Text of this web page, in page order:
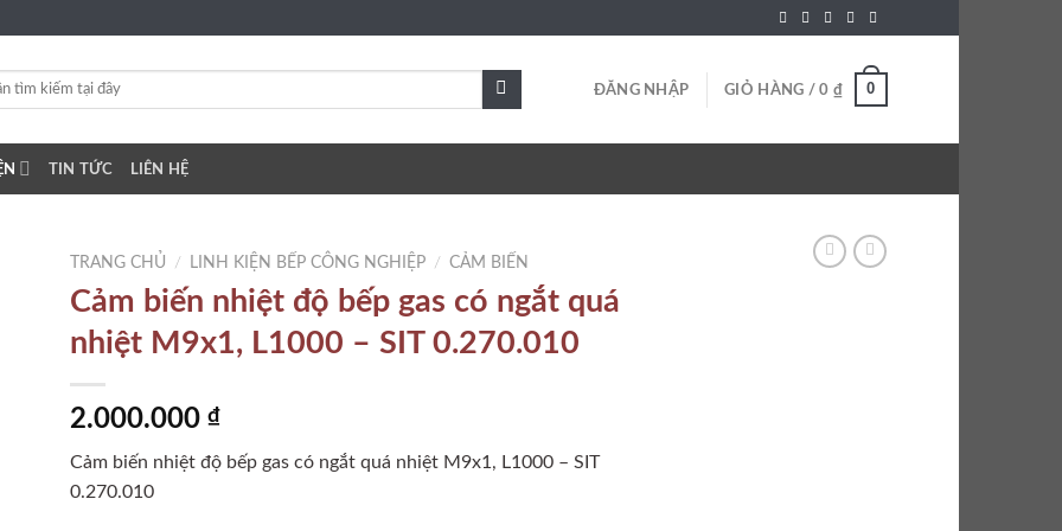
ĐĂNG NHẬP GIỎ HÀNG /0 ₫ 0
TIN TỨC LIÊN HỆ
TRANG CHỦ / LINH KIỆN BẾP CÔNG NGHIỆP / CẢM BIẾN
Cảm biến nhiệt độ bếp gas có ngắt quá
nhiệt M9x1, L1000 – SIT 0.270.010
2.000.000 ₫
Cảm biến nhiệt độ bếp gas có ngắt quá nhiệt M9x1, L1000 – SIT
0.270.010